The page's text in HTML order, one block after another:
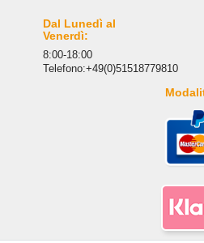
Dal Lunedì al
Venerdì:
8:00-18:00
Telefono:+49(0)51518779810